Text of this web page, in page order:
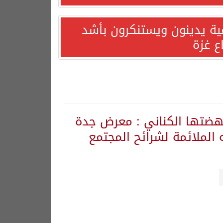
يدينون ويستنكرون بأشد
غزة
الكناني : معرض جدة
الملائمة لشرائح المجتمع